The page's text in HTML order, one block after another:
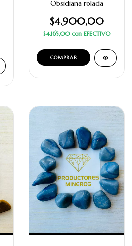
Obsidiana rolada
$4.900,00
$4.165,00 con EFECTIVO